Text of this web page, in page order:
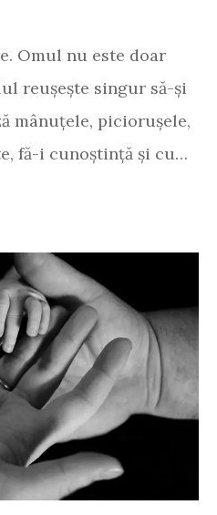
Omul nu este doar
reușește singur să-și
mânuțele, piciorușele,
fă-i cunoștință și cu…